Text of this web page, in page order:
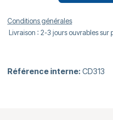
Conditions générales
Livraison : 2-3 jours ouvrables sur
Référence interne: CD313